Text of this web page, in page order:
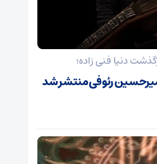
دنیا فنی زاده؛
رئوفی منتشر شد